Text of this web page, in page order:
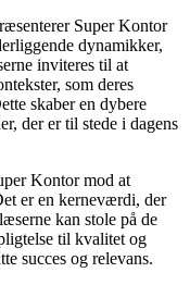
Super Kontor
dynamikker,
inviteres til at
som deres
skaber en dybere
der er til stede i dagens
Kontor mod at
er en kerneværdi, der
kan stole på de
til kvalitet og
succes og relevans.